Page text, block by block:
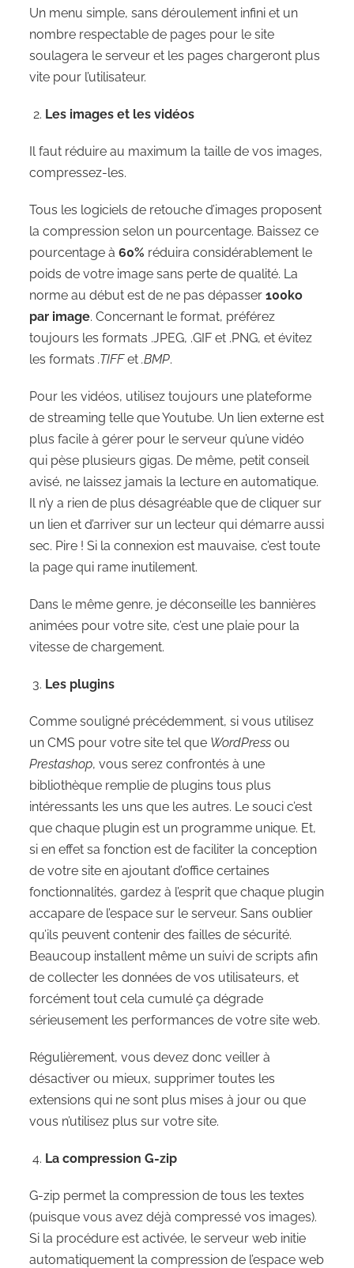
Un menu simple, sans déroulement infini et un
nombre respectable de pages pour le site
soulagera le serveur et les pages chargeront plus
vite pour l’utilisateur.
Les images et les vidéos
Il faut réduire au maximum la taille de vos images,
compressez-les.
Tous les logiciels de retouche d’images proposent
la compression selon un pourcentage. Baissez ce
pourcentage à60% réduira considérablement le
poids de votre image sans perte de qualité. La
norme au début est de ne pas dépasser100ko
par image. Concernant le format, préférez
toujours les formats .JPEG, .GIF et .PNG, et évitez
les formats.TIFFet.BMP.
Pour les vidéos, utilisez toujours une plateforme
de streaming telle que Youtube. Un lien externe est
plus facile à gérer pour le serveur qu’une vidéo
qui pèse plusieurs gigas. De même, petit conseil
avisé, ne laissez jamais la lecture en automatique.
Il n’y a rien de plus désagréable que de cliquer sur
un lien et d’arriver sur un lecteur qui démarre aussi
sec. Pire ! Si la connexion est mauvaise, c’est toute
la page qui rame inutilement.
Dans le même genre, je déconseille les bannières
animées pour votre site, c’est une plaie pour la
vitesse de chargement.
Les plugins
Comme souligné précédemment, si vous utilisez
un CMS pour votre site tel que WordPress ou
Prestashop, vous serez confrontés à une
bibliothèque remplie de plugins tous plus
intéressants les uns que les autres. Le souci c’est
que chaque plugin est un programme unique. Et,
si en effet sa fonction est de faciliter la conception
de votre site en ajoutant d’office certaines
fonctionnalités, gardez à l’esprit que chaque plugin
accapare de l’espace sur le serveur. Sans oublier
qu’ils peuvent contenir des failles de sécurité.
Beaucoup installent même un suivi de scripts afin
de collecter les données de vos utilisateurs, et
forcément tout cela cumulé ça dégrade
sérieusement les performances de votre site web.
Régulièrement, vous devez donc veiller à
désactiver ou mieux, supprimer toutes les
extensions qui ne sont plus mises à jour ou que
vous n’utilisez plus sur votre site.
La compression G-zip
G-zip permet la compression de tous les textes
(puisque vous avez déjà compressé vos images).
Si la procédure est activée, le serveur web initie
automatiquement la compression de l’espace web